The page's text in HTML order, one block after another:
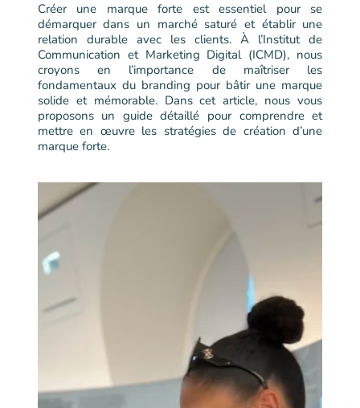
Créer une marque forte est essentiel pour se
démarquer dans un marché saturé et établir une
relation durable avec les clients. À l’Institut de
Communication et Marketing Digital (ICMD), nous
croyons en l’importance de maîtriser les
fondamentaux du branding pour bâtir une marque
solide et mémorable. Dans cet article, nous vous
proposons un guide détaillé pour comprendre et
mettre en œuvre les stratégies de création d’une
marque forte.